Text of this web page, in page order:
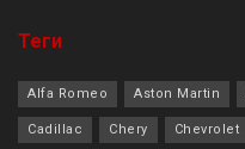
Теги
Alfa Romeo Aston Martin
Cadillac Chery Chevrolet